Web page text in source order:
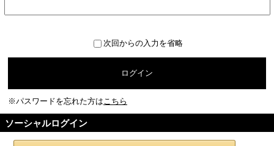
次回からの入力を省略
ログイン
※パスワードを忘れた方は こちら
ソーシャルログイン